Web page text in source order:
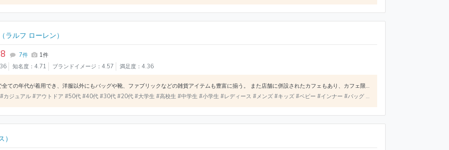
ラルフ ローレン）
7件
1件
知名度：4.71 ブランドイメージ：4.57 満足度：4.36
babyから大人まで全ての年代が着用でき、洋服以外にもバッグや靴、ファブリックなどの雑貨アイテムも豊富に揃う。 また店舗に併設されたカフェもあり、カフェ限定グッズを購入したり買い物の後はゆっくりとお茶を飲んでくつろぐこともできる。
#カジュアル #アウトドア #50代 #40代 #30代 #20代 #大学生 #高校生 #中学生 #小学生 #レディース #メンズ #キッズ #ベビー #インナー #バッグ #シューズ